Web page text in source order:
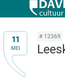
11
MEI
# 12369
Zoek: